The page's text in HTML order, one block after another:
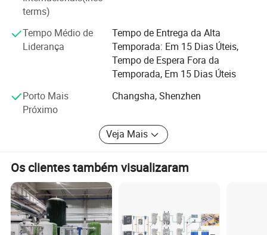
Asiático, África, Médio Oriente e outros mercados
ultramarinos. Os gabinetes de pós-venda abrangem mais
de 20 países e regiões.
A qualidade premium é a missão DE ZOY. Estamos
empenhados em produzir sistemas médicos de geração
de negócios de confiança para os clientes.
terms)
Tempo Médio de
Liderança
Tempo de Entrega da Alta
Temporada: Em 15 Dias Úteis,
Tempo de Espera Fora da
Temporada, Em 15 Dias Úteis
Porto Mais
Próximo
Changsha, Shenzhen
Veja Mais
Os clientes também visualizaram